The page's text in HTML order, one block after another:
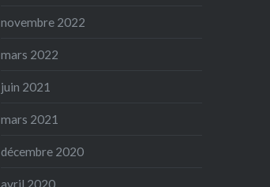
novembre 2022
mars 2022
juin 2021
mars 2021
décembre 2020
avril 2020